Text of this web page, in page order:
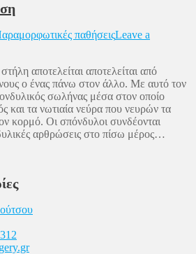
παθήσειςLeave a
αποτελείται αποτελείται από
ο ένας πάνω στον άλλο. Με αυτό τον
σωλήνας μέσα στον οποίο
και τα νωτιαία νεύρα που νευρών τα
κορμό. Οι σπόνδυλοι συνδέονται
αρθρώσεις στο πίσω μέρος…